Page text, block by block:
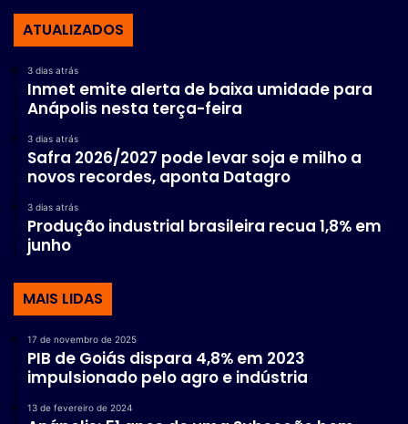
ATUALIZADOS
3 dias atrás
Inmet emite alerta de baixa umidade para
Anápolis nesta terça-feira
3 dias atrás
Safra 2026/2027 pode levar soja e milho a
novos recordes, aponta Datagro
3 dias atrás
Produção industrial brasileira recua 1,8% em
junho
MAIS LIDAS
17 de novembro de 2025
PIB de Goiás dispara 4,8% em 2023
impulsionado pelo agro e indústria
13 de fevereiro de 2024